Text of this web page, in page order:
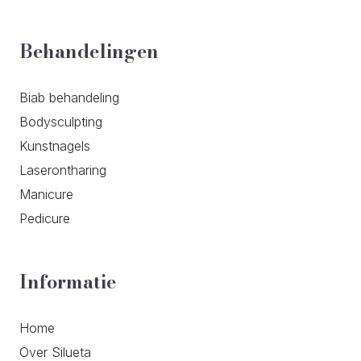
Behandelingen
Biab behandeling
Bodysculpting
Kunstnagels
Laserontharing
Manicure
Pedicure
Informatie
Home
Over Silueta